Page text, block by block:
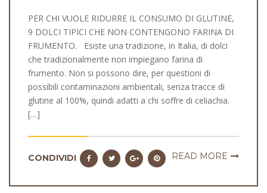
PER CHI VUOLE RIDURRE IL CONSUMO DI GLUTINE,
9 DOLCI TIPICI CHE NON CONTENGONO FARINA DI
FRUMENTO. Esiste una tradizione, in Italia, di dolci
che tradizionalmente non impiegano farina di
frumento. Non si possono dire, per questioni di
possibili contaminazioni ambientali, senza tracce di
glutine al 100%, quindi adatti a chi soffre di celiachia.
[…]
CONDIVIDI READ MORE